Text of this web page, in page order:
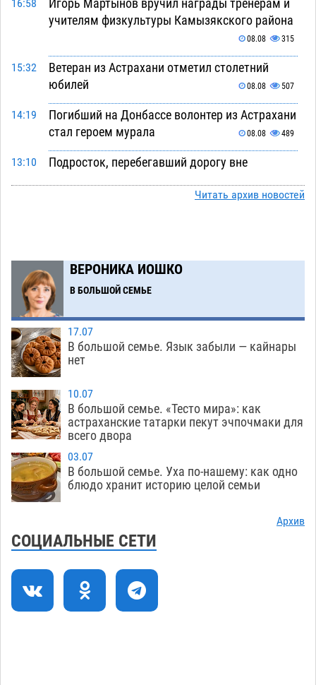
16:58
Игорь Мартынов вручил награды тренерам и
учителям физкультуры Камызякского района
08.08 315
15:32
Ветеран из Астрахани отметил столетний
юбилей
08.08 507
14:19
Погибший на Донбассе волонтер из Астрахани
стал героем мурала
08.08 489
13:10
Подросток, перебегавший дорогу вне
08.08 614
08.08 412
10:51
Фаворитская ноша: астраханские
гандболисты крупно проиграли пермякам
09:00
Лидеры чеченской диаспоры в Астрахани
осудили выходку молодого лихача с улицы
Никольской
18:00
Завтра астраханцы проведут день в режиме
экстремальной температурной нагрузки
17:09
Астраханский котлован с мусором угрожает
плодородию Харабалинского района
610
16:24
Игорь Редькин проинспектировал
земельного массива для льготников
Читать архив новостей
ВЕРОНИКА ИОШКО
В БОЛЬШОЙ СЕМЬЕ
17.07
В большой семье. Язык забыли — кайнары
нет
10.07
В большой семье. «Тесто мира»: как
астраханские татарки пекут эчпочмаки для
всего двора
03.07
В большой семье. Уха по-нашему: как одно
блюдо хранит историю целой семьи
Архив
СОЦИАЛЬНЫЕ СЕТИ